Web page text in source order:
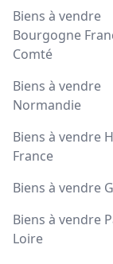
Biens à vendre
Bourgogne
Comté
Biens à vendre
Normandie
Biens à vendre
France
Biens à vendre
Biens à vendre
Loire